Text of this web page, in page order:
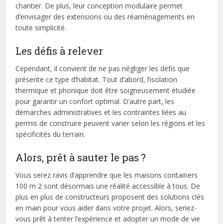
chantier. De plus, leur conception modulaire permet
d’envisager des extensions ou des réaménagements en
toute simplicité.
Les défis à relever
Cependant, il convient de ne pas négliger les défis que
présente ce type d’habitat. Tout d’abord, l’isolation
thermique et phonique doit être soigneusement étudiée
pour garantir un confort optimal. D’autre part, les
démarches administratives et les contraintes liées au
permis de construire peuvent varier selon les régions et les
spécificités du terrain.
Alors, prêt à sauter le pas ?
Vous serez ravis d’apprendre que les maisons containers
100 m 2 sont désormais une réalité accessible à tous. De
plus en plus de constructeurs proposent des solutions clés
en main pour vous aider dans votre projet. Alors, seriez-
vous prêt à tenter l’expérience et adopter un mode de vie